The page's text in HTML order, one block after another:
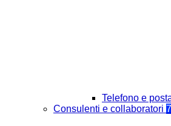
Telefono e
Consulenti e collaboratori 7